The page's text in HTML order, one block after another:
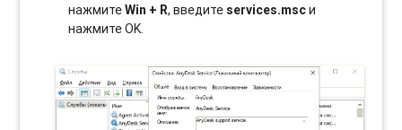
нажмитеWin + R, введите services.mscи
нажмите OK.